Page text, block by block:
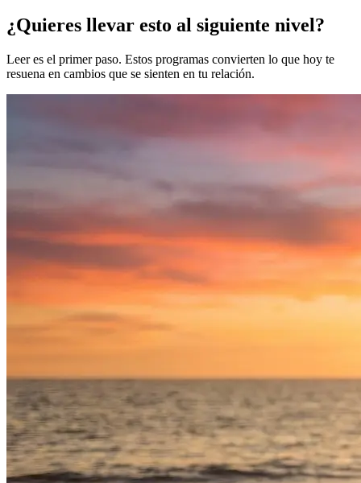
¿Quieres llevar esto al siguiente nivel?
Leer es el primer paso. Estos programas convierten lo que hoy te
resuena en cambios que se sienten en tu relación.